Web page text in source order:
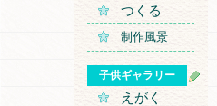
つくる
制作風景
子供ギャラリー
えがく